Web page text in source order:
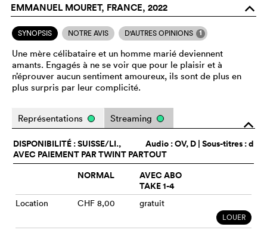
EMMANUEL MOURET, FRANCE, 2022 o
SYNOPSIS NOTRE AVIS D'AUTRES OPINIONS 1
Une mère célibataire et un homme marié deviennent
amants. Engagés à ne se voir que pour le plaisir et à
n’éprouver aucun sentiment amoureux, ils sont de plus en
plus surpris par leur complicité.
o
Représentations Streaming
Audio :OV, D | Sous-titres : d
DISPONIBILITÉ : SUISSE/LI.,
AVEC PAIEMENT PAR TWINT PARTOUT
NORMAL
AVEC ABO
TAKE 1-4
Location CHF 8,00 gratuit
LOUER